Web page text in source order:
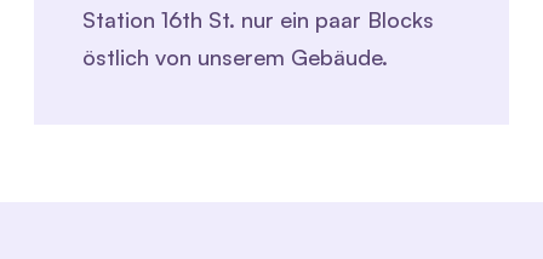
Station 16th St. nur ein paar Blocks
östlich von unserem Gebäude.